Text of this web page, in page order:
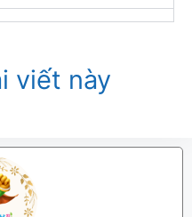
viết này